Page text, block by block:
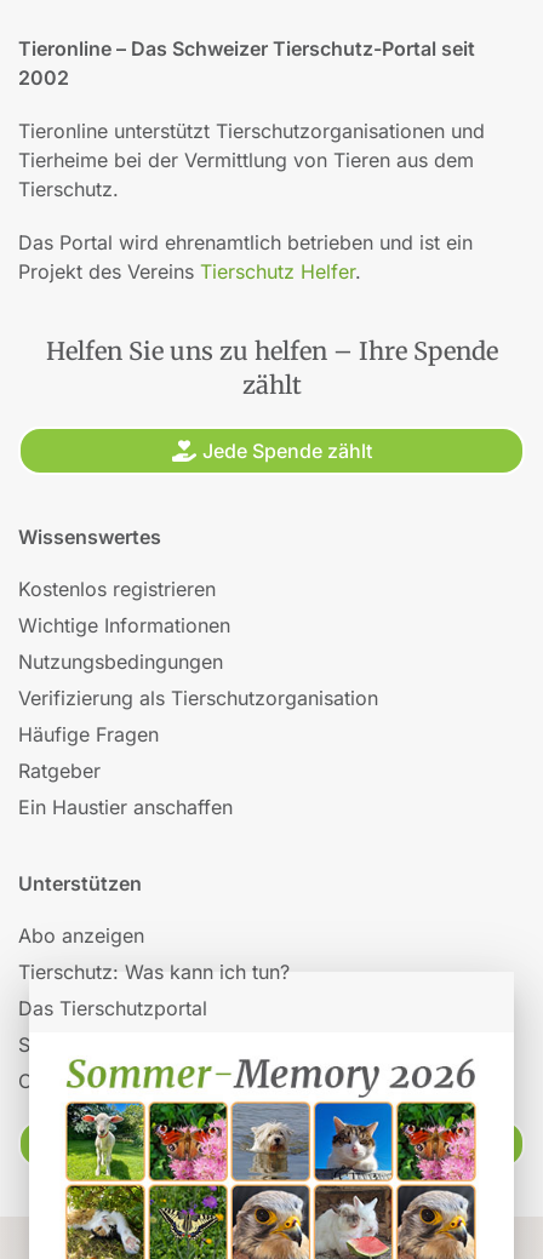
Tieronline – Das Schweizer Tierschutz-Portal seit
2002
Tieronline unterstützt Tierschutzorganisationen und
Tierheime bei der Vermittlung von Tieren aus dem
Tierschutz.
Das Portal wird ehrenamtlich betrieben und ist ein
Projekt des Vereins Tierschutz Helfer.
Helfen Sie uns zu helfen – Ihre Spende
zählt
Jede Spende zählt
Wissenswertes
Kostenlos registrieren
Wichtige Informationen
Nutzungsbedingungen
Verifizierung als Tierschutzorganisation
Häufige Fragen
Ratgeber
Ein Haustier anschaffen
Unterstützen
Abo anzeigen
Tierschutz: Was kann ich tun?
Das Tierschutzportal
Spenden
Organisationen auf Tieronline
Ratgeber
Powered byWebuniverse